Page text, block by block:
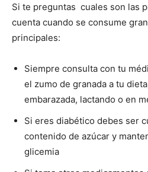
Si te preguntas cuales son las
cuenta cuando se consume
principales:
Siempre consulta con tu
el zumo de granada a tu
embarazada, lactando o en
Si eres diabético debes ser
contenido de azúcar y
glicemia